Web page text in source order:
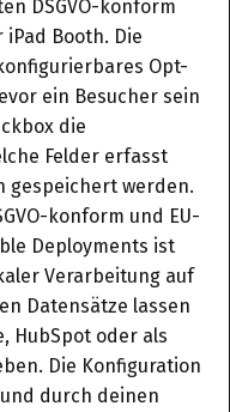
DSGVO-konform
Booth. Die
Opt-
ein Besucher sein
die
Felder erfasst
gespeichert werden.
konform und EU-
Deployments ist
Verarbeitung auf
Datensätze lassen
HubSpot oder als
Die Konfiguration
durch deinen